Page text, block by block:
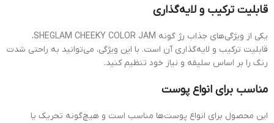
قابلیت ترکیب و لایه‌گذاری
یکی از ویژگی‌های جذاب رژ گونه SHEGLAM CHEEKY COLOR JAM،
قابلیت ترکیب و لایه‌گذاری آن است. با این ویژگی، می‌توانید به راحتی شدت
رنگ را بر اساس سلیقه و نیاز خود تنظیم کنید.
مناسب برای انواع پوست
این محصول برای انواع پوست‌ها مناسب است و هیچ‌گونه تحریک یا